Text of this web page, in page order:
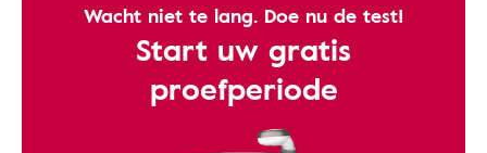
Wacht niet te lang. Doe nu de test!
Start uw gratis
proefperiode